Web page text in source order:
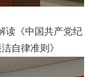
读《中国共产党纪
自律准则》